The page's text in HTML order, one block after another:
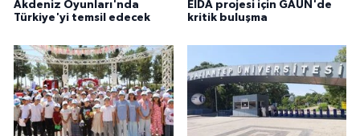
Akdeniz Oyunları'nda
Türkiye'yi temsil edecek
EIDA projesi için GAÜN'de
kritik buluşma